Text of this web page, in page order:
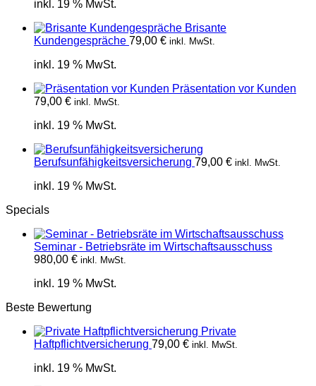
inkl. 19 % MwSt.
Brisante
Kundengespräche 79,00 € inkl. MwSt.
inkl. 19 % MwSt.
Präsentation vor Kunden
79,00 € inkl. MwSt.
inkl. 19 % MwSt.
Berufsunfähigkeitsversicherung 79,00 € inkl. MwSt.
inkl. 19 % MwSt.
Specials
Seminar - Betriebsräte im Wirtschaftsausschuss
980,00 € inkl. MwSt.
inkl. 19 % MwSt.
Beste Bewertung
Private
Haftpflichtversicherung 79,00 € inkl. MwSt.
inkl. 19 % MwSt.